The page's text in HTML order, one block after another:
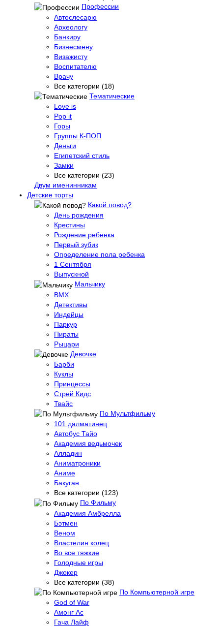
Профессии
Автослесарю
Археологу
Банкиру
Бизнесмену
Визажисту
Воспитателю
Врачу
Все категории (18)
Тематические
Love is
Pop it
Горы
Группы К-ПОП
Деньги
Египетский стиль
Замки
Все категории (23)
Двум именинникам
Детские торты
Какой повод?
День рождения
Крестины
Рождение ребенка
Первый зубик
Определение пола ребенка
1 Сентября
Выпускной
Мальчику
BMX
Детективы
Индейцы
Паркур
Пираты
Рыцари
Девочке
Барби
Куклы
Принцессы
Стрей Кидс
Твайс
По Мультфильму
101 далматинец
Автобус Тайо
Академия ведьмочек
Алладин
Аниматроники
Аниме
Бакуган
Все категории (123)
По Фильму
Академия Амбрелла
Бэтмен
Веном
Властелин колец
Во все тяжкие
Голодные игры
Джокер
Все категории (38)
По Компьютерной игре
God of War
Амонг Ас
Гача Лайф